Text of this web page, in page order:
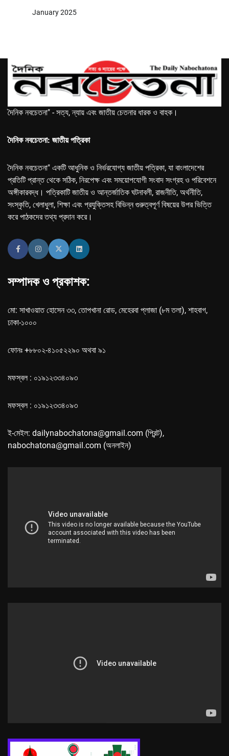
January 2025
দৈনিক নবচেতনা" - সত্য, ন্যায় এবং জাতীয় চেতনার ধারক ও বাহক।
দৈনিক নবচেতনা: জাতীয় পত্রিকা
দৈনিক নবচেতনা" একটি আধুনিক ও নির্ভরযোগ্য জাতীয় পত্রিকা, যা বাংলাদেশের
প্রতিটি প্রান্ত থেকে সঠিক, নিরপেক্ষ এবং সময়োপযোগী সংবাদ সংগ্রহ ও পরিবেশনে
অঙ্গীকারবদ্ধ। পত্রিকাটি জাতীয় ও আন্তর্জাতিক ঘটনাবলী, রাজনীতি, অর্থনীতি,
সংস্কৃতি, খেলাধুলা, শিক্ষা এবং প্রযুক্তিসহ বিভিন্ন গুরুত্বপূর্ণ বিষয়ের উপর ভিত্তি
করে পাঠকদের তথ্য প্রদান করে।
সম্পাদক ও প্রকাশক:
মো: সাখাওয়াত হোসেন ৩৩, তোপখানা রোড, মেহেরবা প্লাজা (৮ম তলা), শাহবাগ,
ঢাকা-১০০০
ফোনঃ +৮৮০২-৪১০৫২২৯০ অথবা ৯১
মফস্বল : ০১৯১২৩৩৪০৯৩
মফস্বল : ০১৯১২৩৩৪০৯৩
ই-মেইল: dailynabochatona@gmail.com (প্রিন্ট),
nabochatona@gmail.com (অনলাইন)